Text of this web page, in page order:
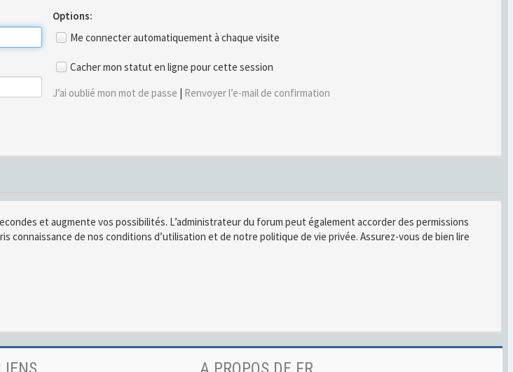
Options:
Me connecter automatiquement à chaque visite
Cacher mon statut en ligne pour cette session
J’ai oublié mon mot de passe | Renvoyer l’e-mail de confirmation
et augmente vos possibilités. L’administrateur du forum peut également accorder des permissions
connaissance de nos conditions d’utilisation et de notre politique de vie privée. Assurez-vous de bien lire